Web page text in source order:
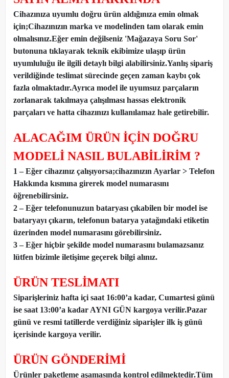
Cihazınıza uyumlu doğru ürün aldığınıza emin olmak
için;Cihazınızın marka ve modelinden tam olarak emin
olmalısınız.Eğer emin değilseniz 'Mağazaya Soru Sor'
butonuna tıklayarak teknik ekibimize ulaşıp ürün
uyumluluğu ile ilgili detaylı bilgi alabilirsiniz.Yanlış sipariş
verildiğinde teslimat sürecinde geçen zaman kaybı çok
fazla olmaktadır.Ayrıca model ile uyumsuz parçaların
zorlanarak takılmaya çalışılması hassas elektronik
parçaları ve hatta cihazınızı kullanılamaz hale getirebilir.
ALACAĞIM ÜRÜN İÇİN DOĞRU
MODELİ NASIL BULABİLİRİM ?
1 – Eğer cihazınız çalışıyorsa;cihazınızın Ayarlar > Telefon
Hakkında kısmına girerek model numarasını
öğrenebilirsiniz.
2 – Eğer telefonunuzun bataryası çıkabilen bir model ise
bataryayı çıkarın, telefonun batarya yatağındaki etiketin
üzerinden model numarasını görebilirsiniz.
3 – Eğer hiçbir şekilde model numarasını bulamazsanız
lütfen bizimle iletişime geçerek bilgi alınız.
ÜRÜN TESLİMATI
Siparişleriniz hafta içi saat 16:00’a kadar, Cumartesi günü
ise saat 13:00’a kadar AYNI GÜN kargoya verilir.Pazar
günü ve resmi tatillerde verdiğiniz siparişler ilk iş günü
içerisinde kargoya verilir.
ÜRÜN GÖNDERİMİ
Ürünler paketleme aşamasında kontrol edilmektedir.Tüm